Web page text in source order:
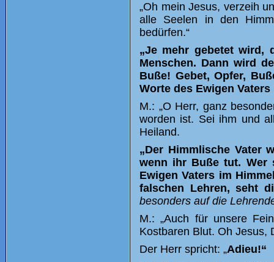
„Oh mein Jesus, verzeih
alle Seelen in den
bedürfen.“
„Je mehr gebetet wird,
Menschen. Dann wird
Buße! Gebet, Opfer,
Worte des Ewigen
M.: „O Herr, ganz
worden ist. Sei ihm und
Heiland.
„Der Himmlische Vater
wenn ihr Buße tut. Wer
Ewigen Vaters im
falschen Lehren, seht
besonders auf die
M.: „Auch für unsere
Kostbaren Blut. Oh Jesus,
Der Herr spricht: „Adieu!“